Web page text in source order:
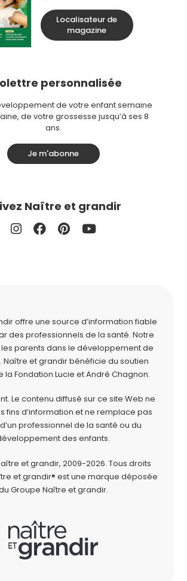
Localisateur de
magazine
personnalisée
de votre enfant semaine
de votre grossesse jusqu’à ses 8
ans.
Je m'abonne
Naître et grandir
offre une source d’information fiable
des professionnels de la santé. Notre
parents dans le développement de
Naître et grandir bénéficie du soutien
la Fondation Lucie et André Chagnon.
Le contenu diffusé sur ce site Web ne
fins d’information et ne remplace pas
professionnel de la santé ou du
des enfants.
et grandir, 2009-2026. Tous droits
et grandir® est une marque déposée
Groupe Naître et grandir.